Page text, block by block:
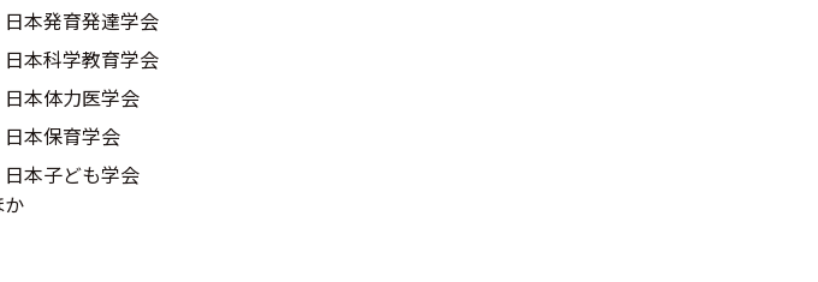
日本発育発達学会
日本科学教育学会
日本体力医学会
日本保育学会
日本子ども学会
か